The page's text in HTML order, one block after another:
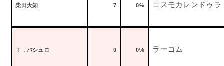
柴田大知 7 0% コスモカレンドゥラ
Ｔ．バシュロ 0 0% ラーゴム